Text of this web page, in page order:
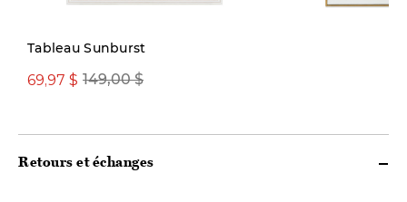
Tableau Sunburst
149,00 $
69,97 $
Retours et échanges